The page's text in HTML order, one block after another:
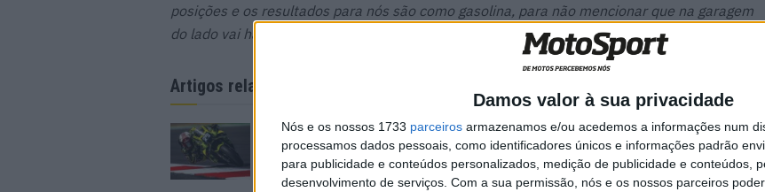
Damos valor à sua privacidade
Nós e os nossos 1733 parceiros armazenamos e/ou acedemos a informações num
processamos dados pessoais, como identificadores únicos e informações padrão
para publicidade e conteúdos personalizados, medição de publicidade e conteúdos,
desenvolvimento de serviços. Com a sua permissão, nós e os nossos parceiros
posições e os resultados para nós são como gasolina, para não mencionar que na garagem
do lado vai haver outros dois pilotos de topo”
Artigos relacionados
MotoGP: Raúl Fernández
conquista a maior vitória da
carreira no GP da Grã-
Bretanha
MotoGP: Argentina cada vez
mais perto de voltar ao
Mundial em 2027
9 AGOSTO, 2026